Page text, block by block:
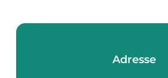
Adresse